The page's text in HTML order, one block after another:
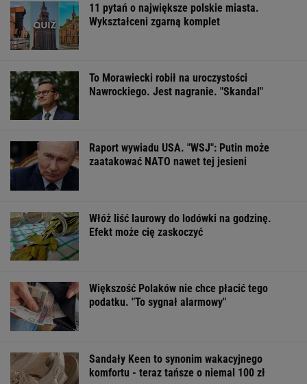
11 pytań o największe polskie miasta.
Wykształceni zgarną komplet
To Morawiecki robił na uroczystości
Nawrockiego. Jest nagranie. "Skandal"
Raport wywiadu USA. "WSJ": Putin może
zaatakować NATO nawet tej jesieni
Włóż liść laurowy do lodówki na godzinę.
Efekt może cię zaskoczyć
Większość Polaków nie chce płacić tego
podatku. "To sygnał alarmowy"
Sandały Keen to synonim wakacyjnego
komfortu - teraz tańsze o niemal 100 zł